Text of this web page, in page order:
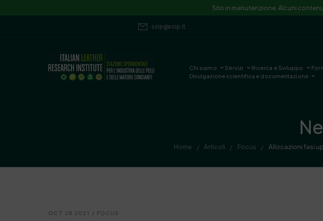
Sito in manutenzione. Alcuni
ssip@ssip.it
Chi siamo Servizi Ricerca e Sviluppo
Divulgazione scientifica e documentazione
Home / Articoli / Focus / Allocazioni fasi
OCT 28 2021 / FOCUS